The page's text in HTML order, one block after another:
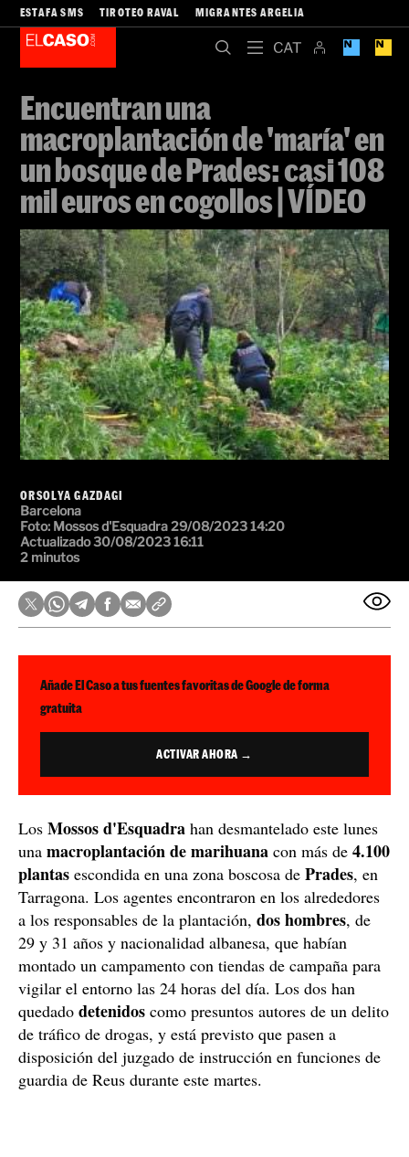
ESTAFA SMS TIROTEO RAVAL MIGRANTES ARGELIA
Encuentran una
macroplantación de 'maría' en
un bosque de Prades: casi 108
mil euros en cogollos | VÍDEO
ORSOLYA GAZDAGI
Barcelona
Foto: Mossos d'Esquadra29/08/2023 14:20
Actualizado 30/08/2023 16:11
2 minutos
Añade El Caso a tus fuentes favoritas de Google de forma
gratuita
ACTIVAR AHORA →
Los Mossos d'Esquadra han desmantelado este lunes
una macroplantación de marihuana con más de 4.100
plantas escondida en una zona boscosa de Prades, en
Tarragona. Los agentes encontraron en los alrededores
a los responsables de la plantación, dos hombres, de
29 y 31 años y nacionalidad albanesa, que habían
montado un campamento con tiendas de campaña para
vigilar el entorno las 24 horas del día. Los dos han
quedado detenidos como presuntos autores de un delito
de tráfico de drogas, y está previsto que pasen a
disposición del juzgado de instrucción en funciones de
guardia de Reus durante este martes.